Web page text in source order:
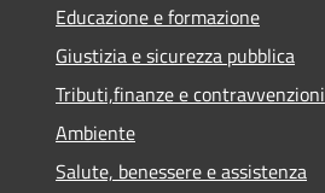
Educazione e formazione
Giustizia e sicurezza pubblica
Tributi,finanze e contravvenzioni
Ambiente
Salute, benessere e assistenza